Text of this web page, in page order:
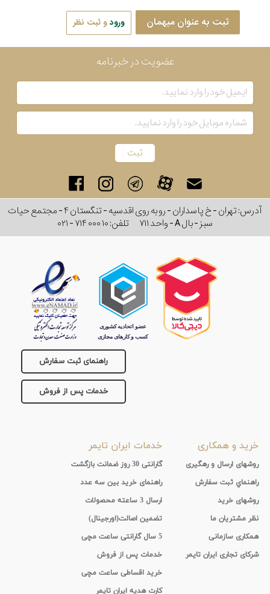
ثبت به عنوان میهمان ورودو ثبت نظر
عضویت در خبرنامه
آدرس: تهران - خ پاسداران - رو به روی اقدسیه - تنگستان ۴ - مجتمع حیات
سبز - بال A - واحد ۷۱۱
تلفن:۰۲۱ - ۷۱۴ ۰۰۰ ۱۰
راهنمای ثبت سفارش
خدمات پس از فروش
خرید و همکاری
روشهای ارسال و رهگیری
راهنماي ثبت سفارش
روشهای خرید
نظر مشتریان ما
همکاری سازمانی
شرکای تجاری ایران تایمر
خدمات ایران تایمر
گارانتی 30 روز ضمانت بازگشت
راهنمای خرید بین سه عدد
ارسال 3 ساعته محصولات
تضمین اصالت(اورجینال)
5 سال گارانتی ساعت مچی
خدمات پس از فروش
خرید اقساطی ساعت مچی
کارت هدیه ایران تایمر